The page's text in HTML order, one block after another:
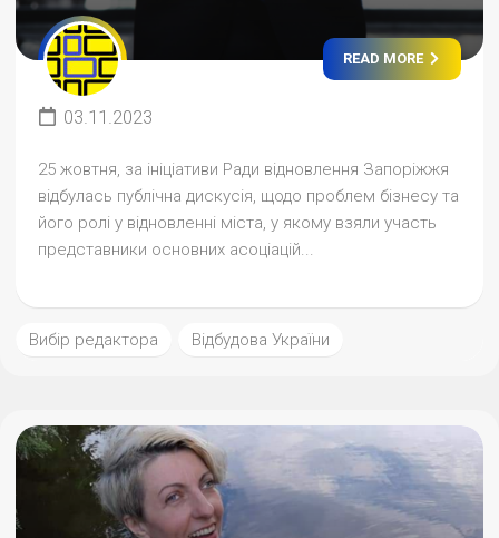
READ MORE
03.11.2023
25 жовтня, за ініціативи Ради відновлення Запоріжжя
відбулась публічна дискусія, щодо проблем бізнесу та
його ролі у відновленні міста, у якому взяли участь
представники основних асоціацій...
Вибір редактора Відбудова України